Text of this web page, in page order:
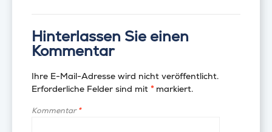
Hinterlassen Sie einen
Kommentar
Ihre E-Mail-Adresse wird nicht veröffentlicht.
Erforderliche Felder sind mit *markiert.
Kommentar*